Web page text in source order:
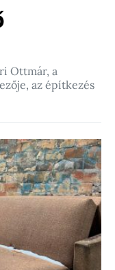
Ottmár, a
az építkezés